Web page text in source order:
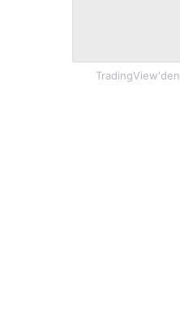
TradingView'den